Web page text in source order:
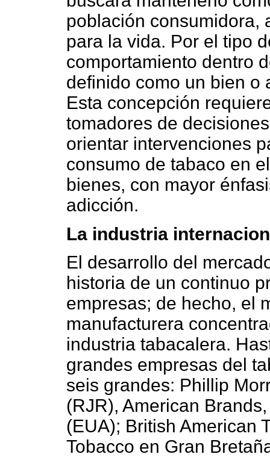
población consumidora,
para la vida. Por el tipo
comportamiento dentro
definido como un bien o
Esta concepción
tomadores de
orientar intervenciones
consumo de tabaco en
bienes, con mayor
adicción.
La industria
El desarrollo del
historia de un continuo
empresas; de hecho, el
manufacturera
industria tabacalera.
grandes empresas del
seis grandes: Phillip
(RJR), American
(EUA); British American
Tobacco en Gran